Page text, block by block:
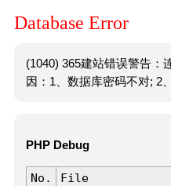
Database Error
(1040) 365建站错误警告：
因：1、数据库密码不对; 2
PHP Debug
No. File